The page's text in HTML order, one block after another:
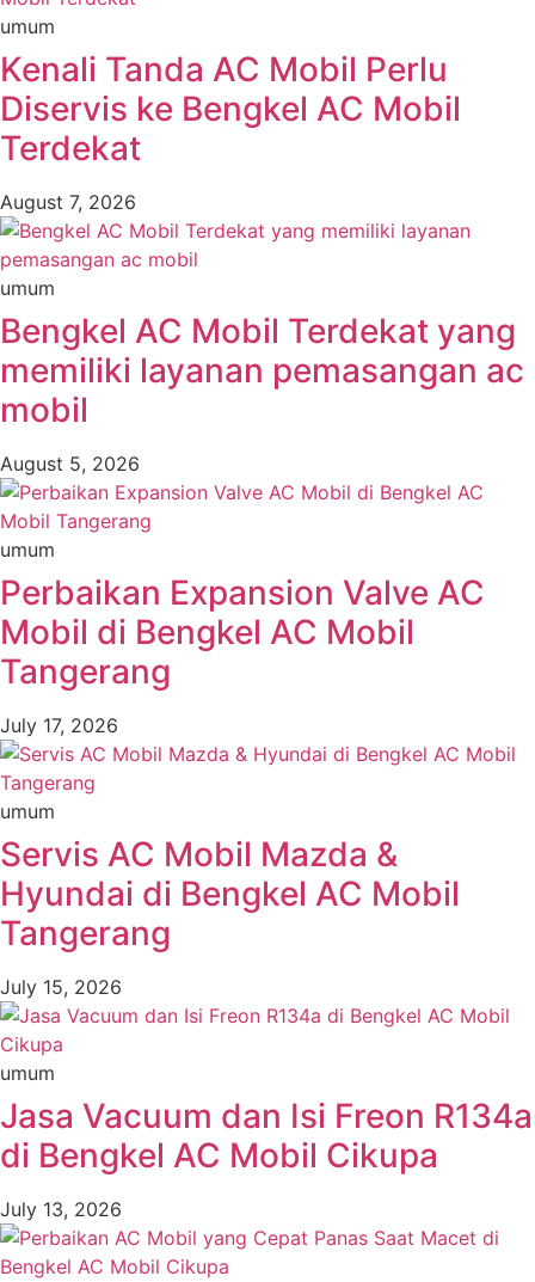
umum
Kenali Tanda AC Mobil Perlu
Diservis ke Bengkel AC Mobil
Terdekat
August 7, 2026
umum
Bengkel AC Mobil Terdekat yang
memiliki layanan pemasangan ac
mobil
August 5, 2026
umum
Perbaikan Expansion Valve AC
Mobil di Bengkel AC Mobil
Tangerang
July 17, 2026
umum
Servis AC Mobil Mazda &
Hyundai di Bengkel AC Mobil
Tangerang
July 15, 2026
umum
Jasa Vacuum dan Isi Freon R134a
di Bengkel AC Mobil Cikupa
July 13, 2026